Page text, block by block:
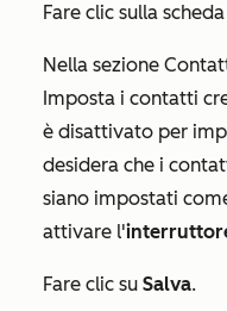
Fare clic sulla scheda
Nella sezione
Imposta i contatti
è disattivato per
desidera che i
siano impostati
attivare l'
Fare clic su Salva.